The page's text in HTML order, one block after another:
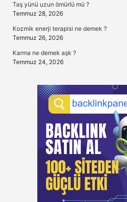
Taş yünü uzun ömürlü mü ?
Temmuz 28, 2026
Kozmik enerji terapisi ne demek ?
Temmuz 26, 2026
Karma ne demek aşk ?
Temmuz 24, 2026